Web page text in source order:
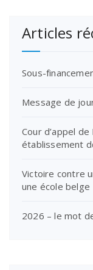
Articles
Sous-
Message de
Cour d’appel
établissement
Victoire contre
une école belge
2026 – le mot